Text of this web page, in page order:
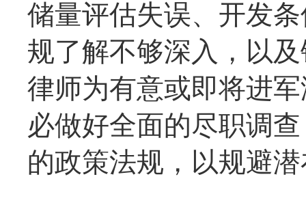
储量评估失误、开发
规了解不够深入，以
律师为有意或即将进
必做好全面的尽职调
的政策法规，以规避